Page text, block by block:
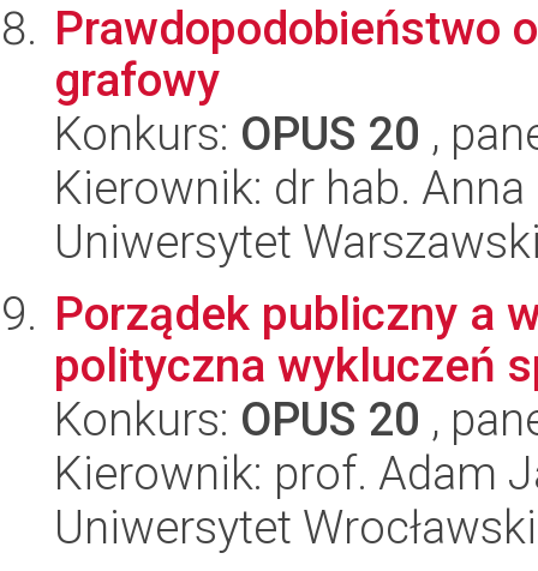
Prawdopodobieństwo
grafowy
Konkurs: OPUS 20 ,
Kierownik: dr hab.
Uniwersytet
Porządek publiczny a
polityczna wykluczeń
Konkurs: OPUS 20 ,
Kierownik: prof. Adam
Uniwersytet